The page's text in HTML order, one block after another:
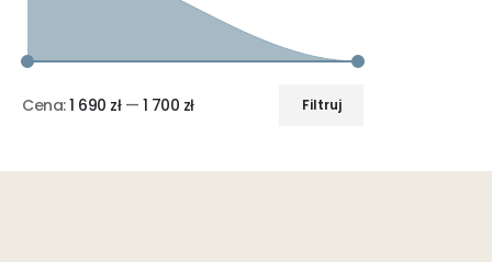
Filtruj
Cena:1 690 zł— 1 700 zł